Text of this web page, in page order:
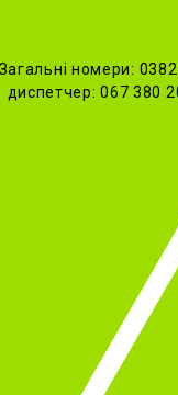
номери:
диспетчер: 067 380